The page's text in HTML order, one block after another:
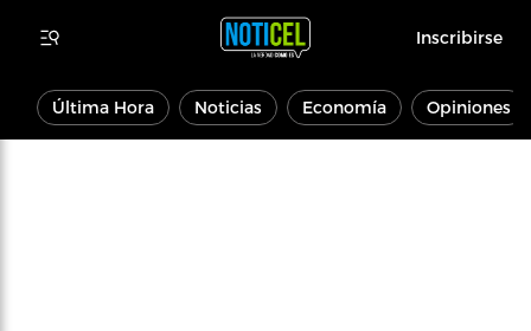
Inscribirse
Última Hora Noticias Economía Opiniones